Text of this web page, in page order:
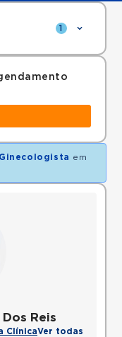
1
Ginecologista em
Reis
ClínicaVer todas